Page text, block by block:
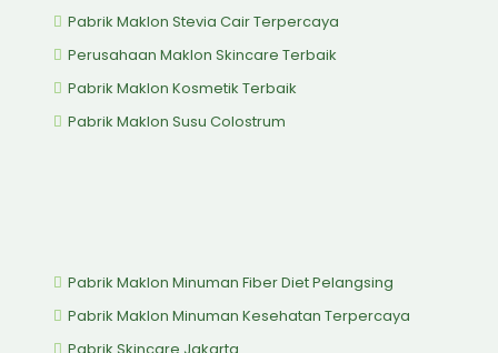
Pabrik Maklon Stevia Cair Terpercaya
Perusahaan Maklon Skincare Terbaik
Pabrik Maklon Kosmetik Terbaik
Pabrik Maklon Susu Colostrum
Pabrik Maklon Minuman Fiber Diet Pelangsing
Pabrik Maklon Minuman Kesehatan Terpercaya
Pabrik Skincare Jakarta